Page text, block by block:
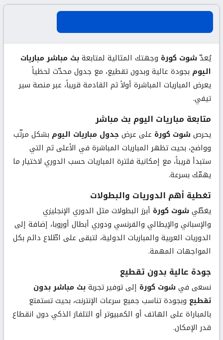
يُعدّشوت كورة وجهتك المثالية لمتابعةبث مباشر مباريات
اليوم بجودة عالية وبدون تقطيع، مع جدول محدّث لحظياً
يعرض المباريات المباشرة أولاً ثم القادمة قريباً، عبر منصة سير
تيفي.
متابعة مباريات اليوم بث مباشر
يحرص شوت كورة على عرض جدول مباريات اليوم بشكل مرتّب
وواضح، بحيث تظهر المباريات المباشرة في الأعلى ثم التي
ستبدأ قريباً، مع إمكانية فلترة المباريات حسب الدوري لاختيار ما
يهمّك بسرعة.
تغطية أهم الدوريات والبطولات
يغطّي شوت كورة أبرز البطولات مثل الدوري الإنجليزي
والإسباني والإيطالي والفرنسي ودوري أبطال أوروبا، إضافة إلى
الدوريات العربية والمباريات الدولية، لتبقى على اطّلاع دائم بكل
المواجهات المهمة.
جودة عالية بدون تقطيع
نسعى في شوت كورة إلى توفير تجربةبث مباشر بدون
تقطيع وبجودة تناسب جميع سرعات الإنترنت، بحيث تستمتع
بالمباراة على الهاتف أو الكمبيوتر أو التلفاز الذكي دون انقطاع
قدر الإمكان.